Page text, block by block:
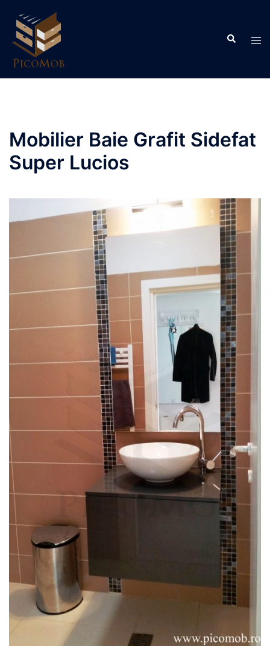
content
Search
Mobilier Baie Grafit Sidefat
Super Lucios